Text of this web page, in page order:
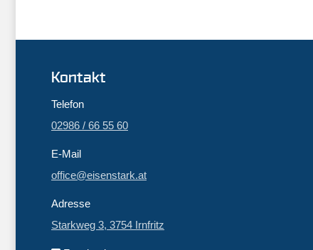
Kontakt
Telefon
02986 / 66 55 60
E-Mail
office@eisenstark.at
Adresse
Starkweg 3, 3754 Irnfritz